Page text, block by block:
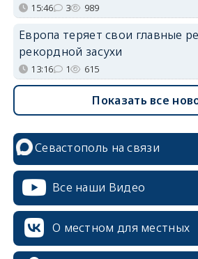
15:46 3 989
Европа теряет свои главные
рекордной засухи
13:16 1 615
Показать все
Севастополь на связи
Все наши Видео
О местном для местных